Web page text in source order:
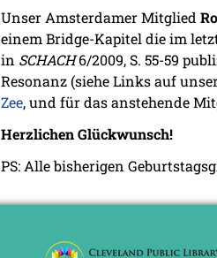
Unser Amsterdamer Mitglied
einem Bridge-Kapitel die im
in SCHACH6/2009, S. 55-59
Resonanz (siehe Links auf
Zee, und für das anstehende
Herzlichen Glückwunsch!
PS: Alle bisherigen